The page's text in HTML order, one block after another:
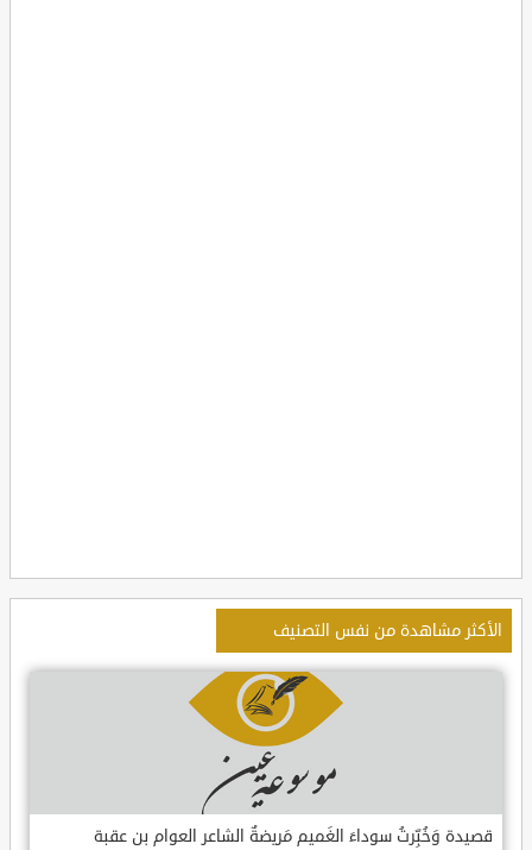
الأكثر مشاهدة من نفس التصنيف
قصيدة وَخُبِّرتُ سوداءَ الغَميم مَريضةٌ الشاعر العوام بن عقبة